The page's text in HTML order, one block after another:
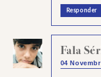
Responder
Fala
04